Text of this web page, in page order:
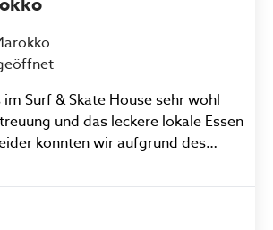
Surf & Skate House sehr wohl
und das leckere lokale Essen
konnten wir aufgrund des
Tag surfen, aber der war sehr gut
anderen Tagen wurden wir
des Alternativprogrammes